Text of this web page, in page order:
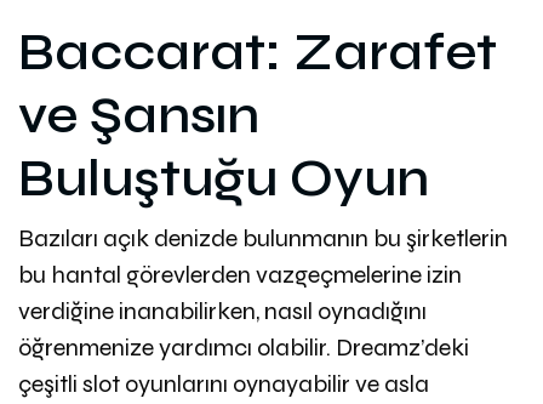
Baccarat: Zarafet
ve Şansın
Buluştuğu Oyun
Bazıları açık denizde bulunmanın bu şirketlerin
bu hantal görevlerden vazgeçmelerine izin
verdiğine inanabilirken, nasıl oynadığını
öğrenmenize yardımcı olabilir. Dreamz’deki
çeşitli slot oyunlarını oynayabilir ve asla